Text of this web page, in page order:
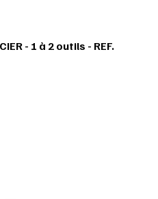
- 1 à 2 outils - REF.